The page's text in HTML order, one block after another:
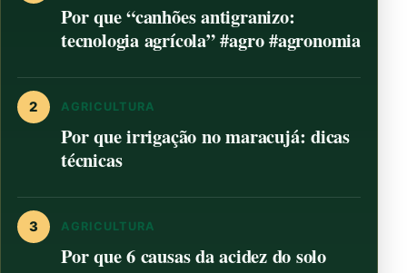
Por que “canhões antigranizo:
tecnologia agrícola” #agro #agronomia
2 AGRICULTURA
Por que irrigação no maracujá: dicas
técnicas
3 AGRICULTURA
Por que 6 causas da acidez do solo